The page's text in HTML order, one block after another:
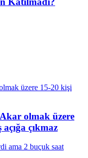
olmak üzere
çıkmaz